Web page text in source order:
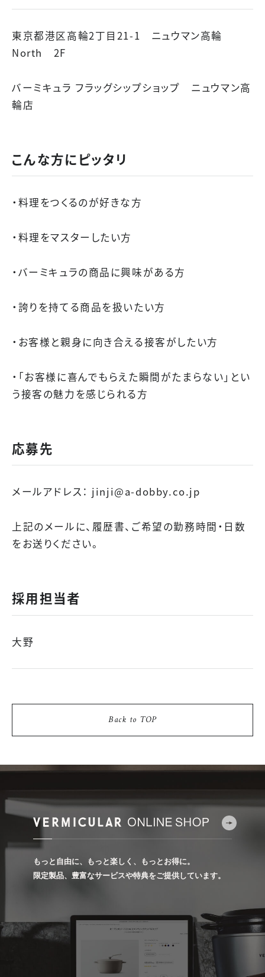
東京都港区高輪2丁目21-1 ニュウマン高輪
North 2F
バーミキュラ フラッグシップショップ ニュウマン高
輪店
こんな方にピッタリ
・料理をつくるのが好きな方
・料理をマスターしたい方
・バーミキュラの商品に興味がある方
・誇りを持てる商品を扱いたい方
・お客様と親身に向き合える接客がしたい方
・「お客様に喜んでもらえた瞬間がたまらない」とい
う接客の魅力を感じられる方
応募先
メールアドレス： jinji@a-dobby.co.jp
上記のメールに、履歴書、ご希望の勤務時間・日数
をお送りください。
採用担当者
大野
Back to TOP
もっと自由に、もっと楽しく、もっとお得に。
限定製品、豊富なサービスや特典をご提供しています。